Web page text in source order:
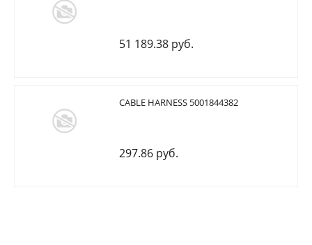
51 189.38 руб.
CABLE HARNESS 5001844382
297.86 руб.